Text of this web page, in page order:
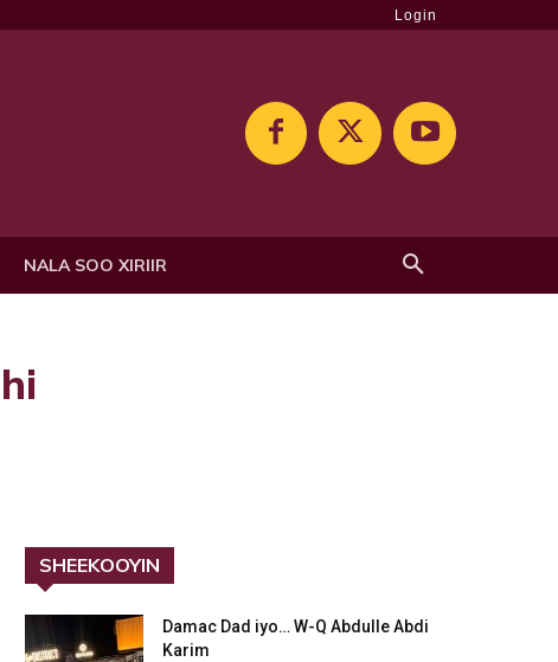
Login
NALA SOO XIRIIR
SHEEKOOYIN
Damac Dad iyo… W-Q Abdulle Abdi
Karim